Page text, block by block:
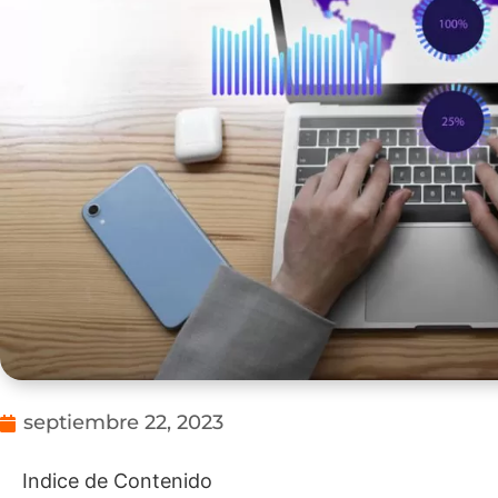
septiembre 22, 2023
Indice de Contenido